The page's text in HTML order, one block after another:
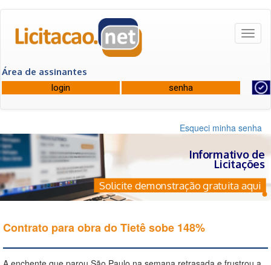
Área de assinantes
Esqueci minha senha
Informativo de
Licitações
Solicite demonstração gratuita aqui
Contrato para obra do Tietê sobe 148%